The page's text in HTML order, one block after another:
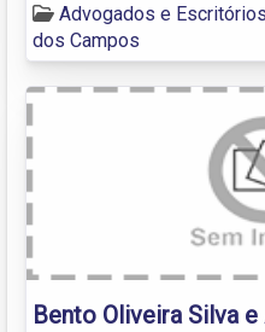
Advogados e
dos Campos
Bento Oliveira Silva